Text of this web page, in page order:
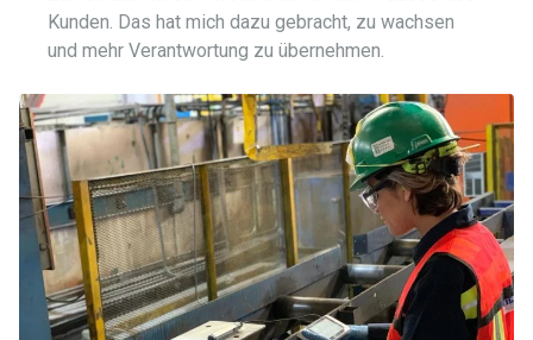
Kunden. Das hat mich dazu gebracht, zu wachsen
und mehr Verantwortung zu übernehmen.